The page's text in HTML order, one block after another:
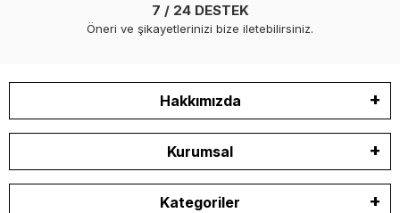
7 / 24 DESTEK
Öneri ve şikayetlerinizi bize iletebilirsiniz.
Hakkımızda
Kurumsal
Kategoriler